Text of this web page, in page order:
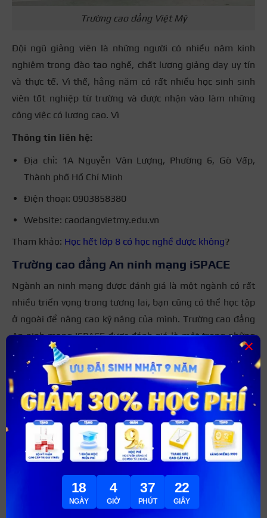
Trường cao đẳng Việt Mỹ
Đội ngũ giảng viên là những người có nhiều năm kinh
nghiệm trong đào tạo nghề, chất lượng giảng dạy uy tín
và thực tế. Vì thế, hằng năm có rất nhiều học sinh sinh
viên tốt nghiệp từ trường và được nhận vào làm những
công việc có lương cao. Vì
Thông tin liên hệ:
Địa chỉ: 1A Nguyễn Văn Lượng, Phường 6, Gò Vấp,
Thành phố Hồ Chí Minh
Điện thoại: 0903858380
Website: caodangvietmy.edu.vn
Tham khảo: Học hết lớp 8 có học nghề được không?
Trường cao đẳng An ninh mạng iSPACE
Ngành an ninh mạng được đánh giá là một ngành có rất
nhiều triển vọng trong tương lai, bạn cũng có thể học tập
ở ngoài để nâng cao kỹ năng của mình. Trường cao đẳng
An ninh mạng ISPACE được đánh giá là một trong những
trường đào tạo về ngành công nghệ thông tin dành cho
các bạn học nghề.
Trường nổi tiếng là có thiết bị công nghệ hiện đại, rất
đầu tư vào cơ sở vật chất. Vì thế, khi đến học tại đây, bạn
sẽ có cơ hội được trải nghiệm những thiết bị vi tính hiện
đại, đây chính là cơ hội để các bạn làm quen và dễ dàng
hòa nhập với môi trường công ty sau khi tốt nghiệp.
18
NGÀY
4
GIỜ
37
PHÚT
21
GIÂY
×